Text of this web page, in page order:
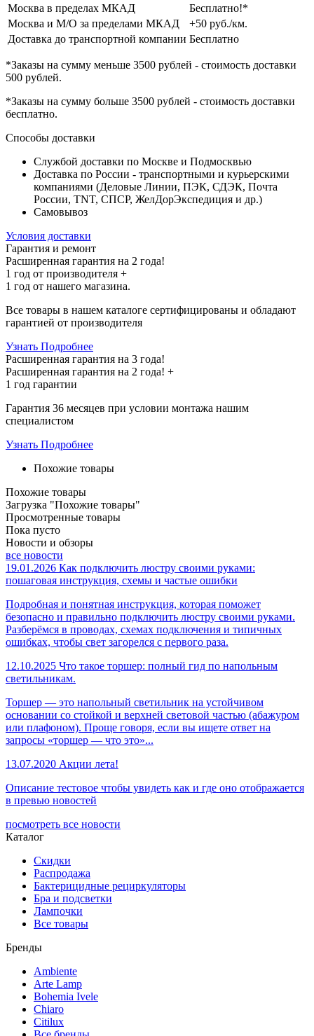
Москва в пределах МКАД
Бесплатно!*
Москва и М/О за пределами МКАД
+50 руб./км.
Доставка до транспортной компании Бесплатно
*Заказы на сумму меньше 3500 рублей - стоимость доставки
500 рублей.
*Заказы на сумму больше 3500 рублей - стоимость доставки
бесплатно.
Способы доставки
Службой доставки по Москве и Подмосквью
Доставка по России - транспортными и курьерскими
компаниями (Деловые Линии, ПЭК, СДЭК, Почта
России, TNT, СПСР, ЖелДорЭкспедиция и др.)
Самовывоз
Условия доставки
Гарантия и ремонт
Расширенная гарантия на 2 года!
1 год от производителя +
1 год от нашего магазина.
Все товары в нашем каталоге сертифицированы и обладают
гарантией от производителя
Узнать Подробнее
Расширенная гарантия на 3 года!
Расширенная гарантия на 2 года! +
1 год гарантии
Гарантия 36 месяцев при условии монтажа нашим
специалистом
Узнать Подробнее
Похожие товары
Похожие товары
Загрузка "Похожие товары"
Просмотренные товары
Пока пусто
Новости и обзоры
все новости
19.01.2026 Как подключить люстру своими руками:
пошаговая инструкция, схемы и частые ошибки
Подробная и понятная инструкция, которая поможет
безопасно и правильно подключить люстру своими руками.
Разберёмся в проводах, схемах подключения и типичных
ошибках, чтобы свет загорелся с первого раза.
12.10.2025 Что такое торшер: полный гид по напольным
светильникам.
Торшер — это напольный светильник на устойчивом
основании со стойкой и верхней световой частью (абажуром
или плафоном). Проще говоря, если вы ищете ответ на
запросы «торшер — что это»...
13.07.2020 Акции лета!
Описание тестовое чтобы увидеть как и где оно отображается
в превью новостей
посмотреть все новости
Каталог
Скидки
Распродажа
Бактерицидные рециркуляторы
Бра и подсветки
Лампочки
Все товары
Бренды
Ambiente
Arte Lamp
Bohemia Ivele
Chiaro
Citilux